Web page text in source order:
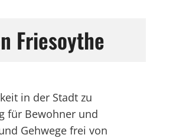
Friesoythe
in der Stadt zu
für Bewohner und
Gehwege frei von